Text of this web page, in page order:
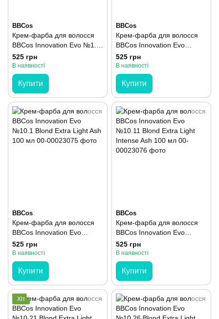
BBCos
Крем-фарба для волосся
BBCos Innovation Evo №1.0
Nero 100 мл
525 грн
В наявності
Купити
BBCos
Крем-фарба для волосся
BBCos Innovation Evo
№1.11 Nero Blu 100 мл
(уцінка)
525 грн
В наявності
Купити
BBCos
Крем-фарба для волосся
BBCos Innovation Evo
№10.1 Blond Extra Light Ash
100 мл
525 грн
В наявності
Купити
BBCos
Крем-фарба для волосся
BBCos Innovation Evo
№10.11 Blond Extra Light
Intense Ash 100 мл
525 грн
В наявності
Купити
Хіт